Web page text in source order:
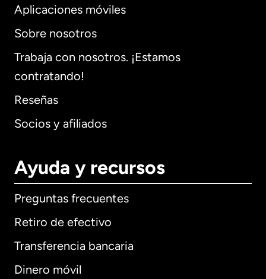
Aplicaciones móviles
Sobre nosotros
Trabaja con nosotros. ¡Estamos
contratando!
Reseñas
Socios y afiliados
Ayuda y recursos
Preguntas frecuentes
Retiro de efectivo
Transferencia bancaria
Dinero móvil